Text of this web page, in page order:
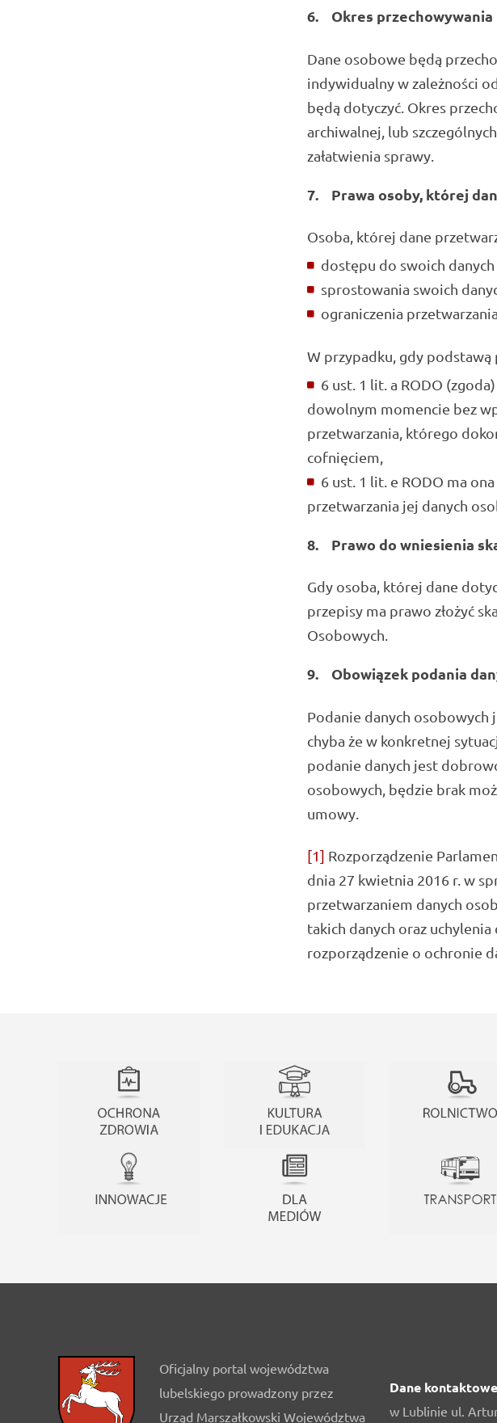
6. Okres przechowywania
Dane osobowe będą
indywidualny w zależności
będą dotyczyć. Okres
archiwalnej, lub
załatwienia sprawy.
7. Prawa osoby, której
Osoba, której dane
dostępu do swoich danych
sprostowania swoich
ograniczenia
W przypadku, gdy
6 ust. 1 lit. a RODO
dowolnym momencie bez
przetwarzania, którego
cofnięciem,
6 ust. 1 lit. e RODO ma
przetwarzania jej danych
8. Prawo do wniesienia
Gdy osoba, której dane
przepisy ma prawo złożyć
Osobowych.
9. Obowiązek podania
Podanie danych osobowych
chyba że w konkretnej
podanie danych jest
osobowych, będzie brak
umowy.
[1] Rozporządzenie
dnia 27 kwietnia 2016 r. w
przetwarzaniem danych
takich danych oraz
rozporządzenie o ochronie
Oficjalny portal województwa
lubelskiego prowadzony przez
Urząd Marszałkowski Województwa
Dane kontaktowe
w Lublinie ul.